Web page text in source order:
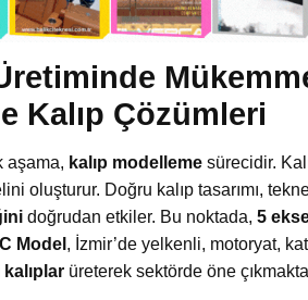
Kalıp Çözümleri
aşama, kalıp modelleme sürecidir.
oluşturur. Doğru kalıp tasarımı,
doğrudan etkiler. Bu noktada, 5
Model , İzmir’de yelkenli, motoryat,
üreterek sektörde öne